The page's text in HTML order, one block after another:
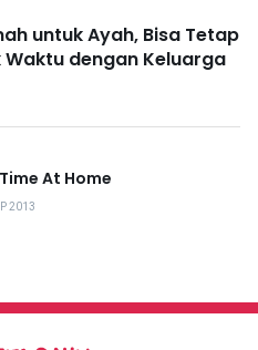
untuk Ayah, Bisa Tetap
Waktu dengan Keluarga
At Home
2013